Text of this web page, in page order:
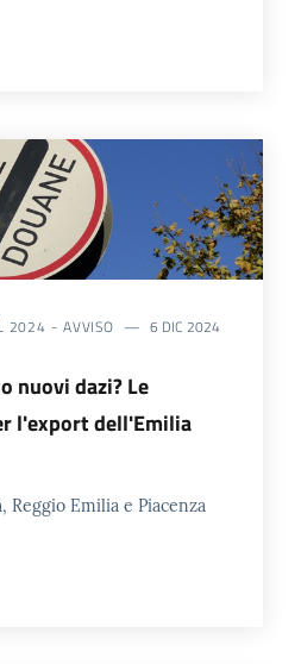
2024 - AVVISO 6 DIC 2024
nuovi dazi? Le
l'export dell'Emilia
Reggio Emilia e Piacenza